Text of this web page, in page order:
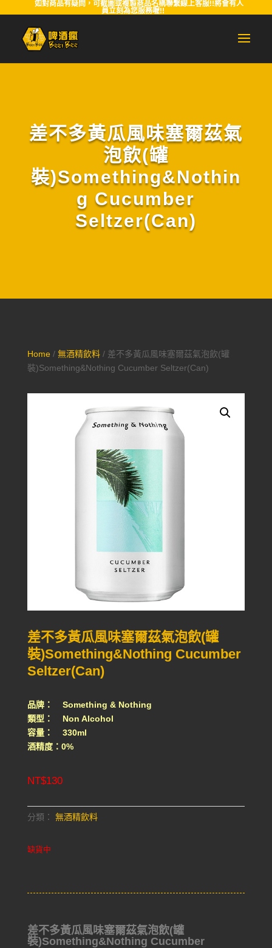
如對商品有疑問，可截圖或複製商品名稱聯繫線上客服!!將會有人
員立刻為您服務喔!!
差不多黃瓜風味塞爾茲氣
泡飲(罐
裝)Something&Nothin
g Cucumber
Seltzer(Can)
Home/ 無酒精飲料/ 差不多黃瓜風味塞爾茲氣泡飲(罐
裝)Something&Nothing Cucumber Seltzer(Can)
差不多黃瓜風味塞爾茲氣泡飲(罐
裝)Something&Nothing Cucumber
Seltzer(Can)
品牌： Something & Nothing
類型： Non Alcohol
容量： 330ml
酒精度：0%
NT$130
分類： 無酒精飲料
缺貨中
差不多黃瓜風味塞爾茲氣泡飲(罐
裝)Something&Nothing Cucumber